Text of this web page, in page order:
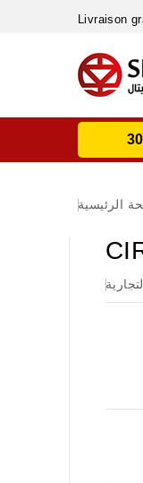
Livraison
الرئيسية